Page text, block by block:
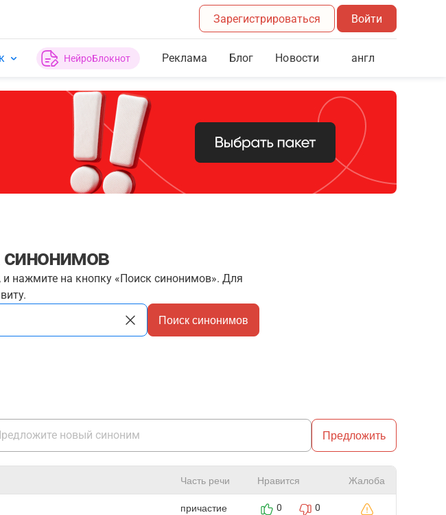
Зарегистрироваться Войти
НейроБлокнот Реклама Блог Новости англ
синонимов
и нажмите на кнопку «Поиск синонимов». Для
Поиск синонимов
Предложить
Часть речи Нравится Жалоба
причастие 0 0